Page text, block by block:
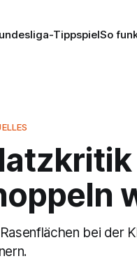
TippspielSo
bei der